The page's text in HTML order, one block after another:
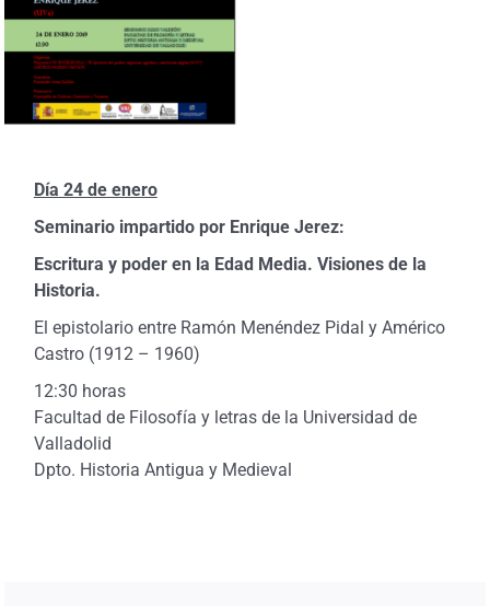
Día 24 de enero
Seminario impartido por Enrique Jerez:
Escritura y poder en la Edad Media. Visiones de la
Historia.
El epistolario entre Ramón Menéndez Pidal y Américo
Castro (1912 – 1960)
12:30 horas
Facultad de Filosofía y letras de la Universidad de
Valladolid
Dpto. Historia Antigua y Medieval